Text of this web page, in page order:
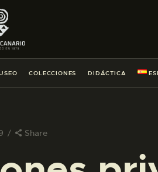
COLECCIONES DIDÁCTICA
Share